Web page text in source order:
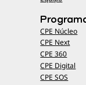
CPE Núcleo
CPE Next
CPE 360
CPE Digital
CPE SOS